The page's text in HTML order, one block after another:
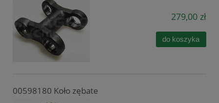
279,00 zł
do koszyka
00598180 Koło zębate